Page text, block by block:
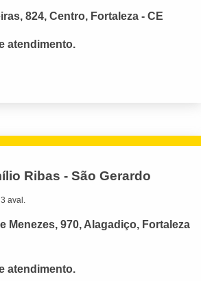
824, Centro, Fortaleza - CE
atendimento.
Ribas - São Gerardo
3 aval.
Menezes, 970, Alagadiço, Fortaleza
atendimento.